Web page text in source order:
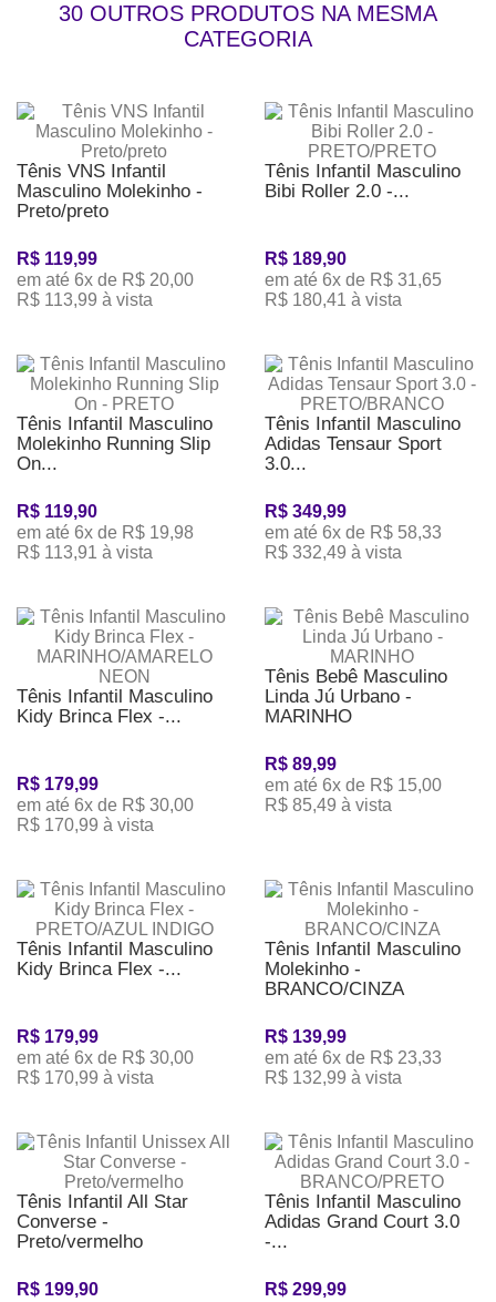
30 OUTROS PRODUTOS NA MESMA
CATEGORIA
Tênis VNS Infantil
Masculino Molekinho -
Preto/preto
R$ 119,99
em até 6x de R$ 20,00
R$ 113,99 à vista
Tênis Infantil Masculino
Bibi Roller 2.0 -...
R$ 189,90
em até 6x de R$ 31,65
R$ 180,41 à vista
Tênis Infantil Masculino
Molekinho Running Slip
On...
R$ 119,90
em até 6x de R$ 19,98
R$ 113,91 à vista
Tênis Infantil Masculino
Adidas Tensaur Sport
3.0...
R$ 349,99
em até 6x de R$ 58,33
R$ 332,49 à vista
Tênis Infantil Masculino
Kidy Brinca Flex -...
R$ 179,99
em até 6x de R$ 30,00
R$ 170,99 à vista
Tênis Bebê Masculino
Linda Jú Urbano -
MARINHO
R$ 89,99
em até 6x de R$ 15,00
R$ 85,49 à vista
Tênis Infantil Masculino
Kidy Brinca Flex -...
R$ 179,99
em até 6x de R$ 30,00
R$ 170,99 à vista
Tênis Infantil Masculino
Molekinho -
BRANCO/CINZA
R$ 139,99
em até 6x de R$ 23,33
R$ 132,99 à vista
Tênis Infantil All Star
Converse -
Preto/vermelho
R$ 199,90
Tênis Infantil Masculino
Adidas Grand Court 3.0
-...
R$ 299,99